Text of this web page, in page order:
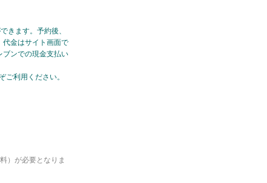
きます。予約後、
代金はサイト画面で
ブンでの現金支払い
ご利用ください。
）が必要となりま